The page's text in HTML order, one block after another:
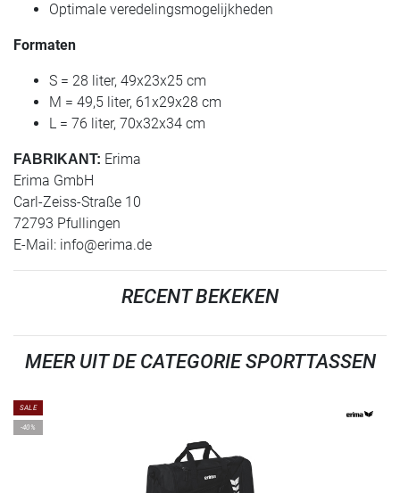
Optimale veredelingsmogelijkheden
Formaten
S = 28 liter, 49x23x25 cm
M = 49,5 liter, 61x29x28 cm
L = 76 liter, 70x32x34 cm
FABRIKANT: Erima
Erima GmbH
Carl-Zeiss-Straße 10
72793 Pfullingen
E-Mail: info@erima.de
RECENT BEKEKEN
MEER UIT DE CATEGORIE SPORTTASSEN
SALE
-40%